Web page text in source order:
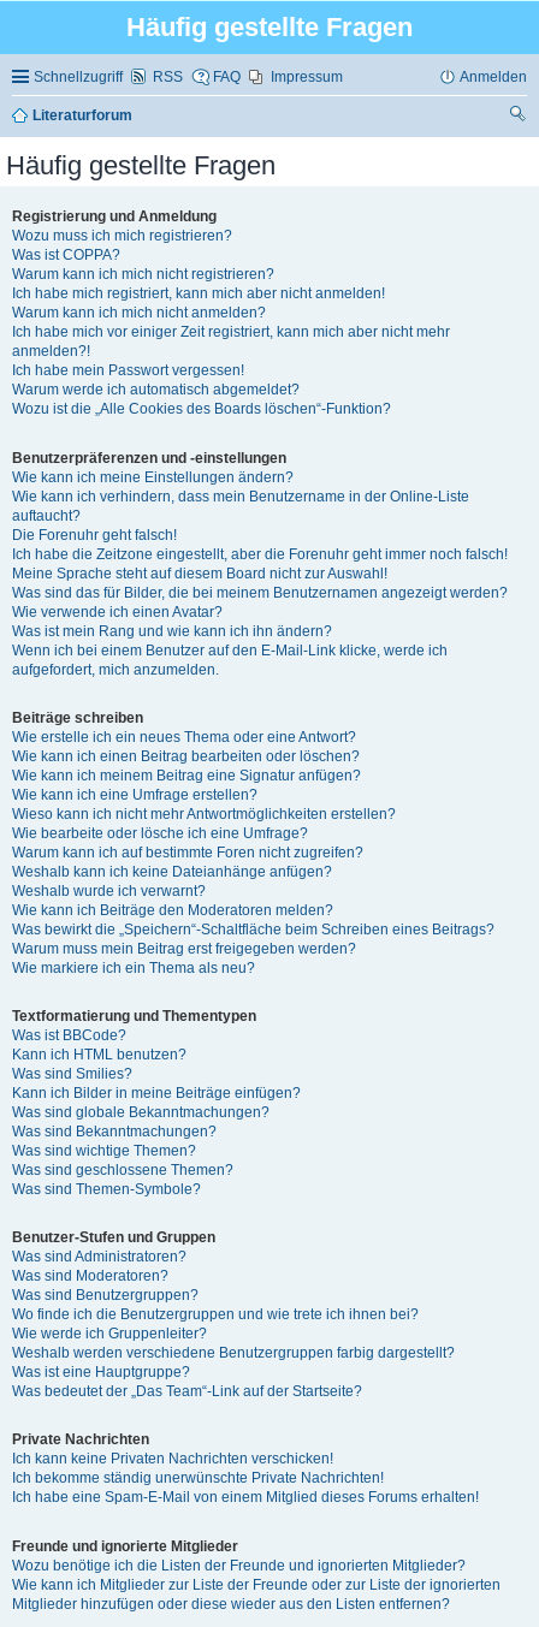
Häufig gestellte Fragen
Schnellzugriff RSS FAQ Impressum Anmelden
Literaturforum
Häufig gestellte Fragen
Registrierung und Anmeldung
Wozu muss ich mich registrieren?
Was ist COPPA?
Warum kann ich mich nicht registrieren?
Ich habe mich registriert, kann mich aber nicht anmelden!
Warum kann ich mich nicht anmelden?
Ich habe mich vor einiger Zeit registriert, kann mich aber nicht mehr
anmelden?!
Ich habe mein Passwort vergessen!
Warum werde ich automatisch abgemeldet?
Wozu ist die „Alle Cookies des Boards löschen“-Funktion?
Benutzerpräferenzen und -einstellungen
Wie kann ich meine Einstellungen ändern?
Wie kann ich verhindern, dass mein Benutzername in der Online-Liste
auftaucht?
Die Forenuhr geht falsch!
Ich habe die Zeitzone eingestellt, aber die Forenuhr geht immer noch falsch!
Meine Sprache steht auf diesem Board nicht zur Auswahl!
Was sind das für Bilder, die bei meinem Benutzernamen angezeigt werden?
Wie verwende ich einen Avatar?
Was ist mein Rang und wie kann ich ihn ändern?
Wenn ich bei einem Benutzer auf den E-Mail-Link klicke, werde ich
aufgefordert, mich anzumelden.
Beiträge schreiben
Wie erstelle ich ein neues Thema oder eine Antwort?
Wie kann ich einen Beitrag bearbeiten oder löschen?
Wie kann ich meinem Beitrag eine Signatur anfügen?
Wie kann ich eine Umfrage erstellen?
Wieso kann ich nicht mehr Antwortmöglichkeiten erstellen?
Wie bearbeite oder lösche ich eine Umfrage?
Warum kann ich auf bestimmte Foren nicht zugreifen?
Weshalb kann ich keine Dateianhänge anfügen?
Weshalb wurde ich verwarnt?
Wie kann ich Beiträge den Moderatoren melden?
Was bewirkt die „Speichern“-Schaltfläche beim Schreiben eines Beitrags?
Warum muss mein Beitrag erst freigegeben werden?
Wie markiere ich ein Thema als neu?
Textformatierung und Thementypen
Was ist BBCode?
Kann ich HTML benutzen?
Was sind Smilies?
Kann ich Bilder in meine Beiträge einfügen?
Was sind globale Bekanntmachungen?
Was sind Bekanntmachungen?
Was sind wichtige Themen?
Was sind geschlossene Themen?
Was sind Themen-Symbole?
Benutzer-Stufen und Gruppen
Was sind Administratoren?
Was sind Moderatoren?
Was sind Benutzergruppen?
Wo finde ich die Benutzergruppen und wie trete ich ihnen bei?
Wie werde ich Gruppenleiter?
Weshalb werden verschiedene Benutzergruppen farbig dargestellt?
Was ist eine Hauptgruppe?
Was bedeutet der „Das Team“-Link auf der Startseite?
Private Nachrichten
Ich kann keine Privaten Nachrichten verschicken!
Ich bekomme ständig unerwünschte Private Nachrichten!
Ich habe eine Spam-E-Mail von einem Mitglied dieses Forums erhalten!
Freunde und ignorierte Mitglieder
Wozu benötige ich die Listen der Freunde und ignorierten Mitglieder?
Wie kann ich Mitglieder zur Liste der Freunde oder zur Liste der ignorierten
Mitglieder hinzufügen oder diese wieder aus den Listen entfernen?